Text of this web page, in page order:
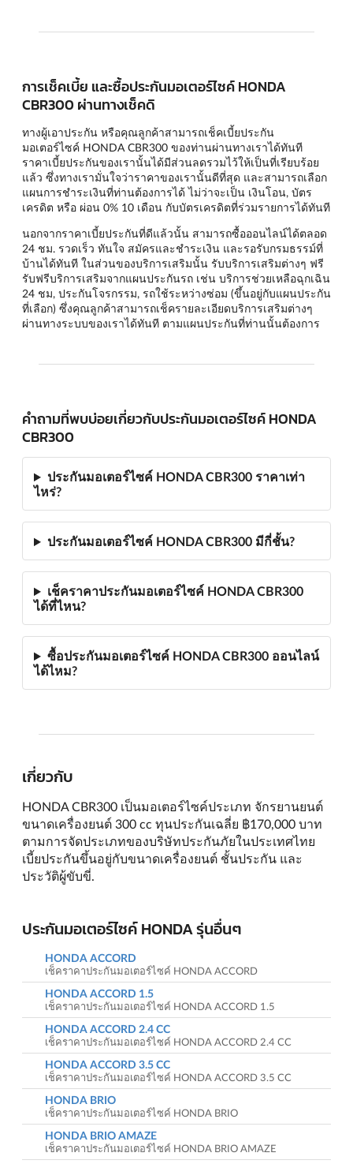
การเช็คเบี้ย และซื้อประกันมอเตอร์ไซค์ HONDA
CBR300 ผ่านทางเช็คดิ
ทางผู้เอาประกัน หรือคุณลูกค้าสามารถเช็คเบี้ยประกัน
มอเตอร์ไซค์ HONDA CBR300 ของท่านผ่านทางเราได้ทันที
ราคาเบี้ยประกันของเรานั้นได้มีส่วนลดรวมไว้ให้เป็นที่เรียบร้อย
แล้ว ซึ่งทางเรามั่นใจว่าราคาของเรานั้นดีที่สุด และสามารถเลือก
แผนการชำระเงินที่ท่านต้องการได้ ไม่ว่าจะเป็น เงินโอน, บัตร
เครดิต หรือ ผ่อน 0% 10 เดือน กับบัตรเครดิตที่ร่วมรายการได้ทันที
นอกจากราคาเบี้ยประกันที่ดีแล้วนั้น สามารถซื้อออนไลน์ได้ตลอด
24 ชม. รวดเร็ว ทันใจ สมัครและชำระเงิน และรอรับกรมธรรม์ที่
บ้านได้ทันที ในส่วนของบริการเสริมนั้น รับบริการเสริมต่างๆ ฟรี
รับฟรีบริการเสริมจากแผนประกันรถ เช่น บริการช่วยเหลือฉุกเฉิน
24 ชม, ประกันโจรกรรม, รถใช้ระหว่างซ่อม (ขึ้นอยู่กับแผนประกัน
ที่เลือก) ซึ่งคุณลูกค้าสามารถเช็ครายละเอียดบริการเสริมต่างๆ
ผ่านทางระบบของเราได้ทันที ตามแผนประกันที่ท่านนั้นต้องการ
คำถามที่พบบ่อยเกี่ยวกับประกันมอเตอร์ไซค์ HONDA
CBR300
ประกันมอเตอร์ไซค์ HONDA CBR300 ราคาเท่า
ไหร่?
ประกันมอเตอร์ไซค์ HONDA CBR300 มีกี่ชั้น?
เช็คราคาประกันมอเตอร์ไซค์ HONDA CBR300
ได้ที่ไหน?
ซื้อประกันมอเตอร์ไซค์ HONDA CBR300 ออนไลน์
ได้ไหม?
เกี่ยวกับ
HONDA CBR300 เป็นมอเตอร์ไซค์ประเภท จักรยานยนต์
ขนาดเครื่องยนต์ 300 cc ทุนประกันเฉลี่ย ฿170,000 บาท
ตามการจัดประเภทของบริษัทประกันภัยในประเทศไทย
เบี้ยประกันขึ้นอยู่กับขนาดเครื่องยนต์ ชั้นประกัน และ
ประวัติผู้ขับขี่.
ประกันมอเตอร์ไซค์ HONDA รุ่นอื่นๆ
HONDA ACCORD
เช็คราคาประกันมอเตอร์ไซค์ HONDA ACCORD
HONDA ACCORD 1.5
เช็คราคาประกันมอเตอร์ไซค์ HONDA ACCORD 1.5
HONDA ACCORD 2.4 CC
เช็คราคาประกันมอเตอร์ไซค์ HONDA ACCORD 2.4 CC
HONDA ACCORD 3.5 CC
เช็คราคาประกันมอเตอร์ไซค์ HONDA ACCORD 3.5 CC
HONDA BRIO
เช็คราคาประกันมอเตอร์ไซค์ HONDA BRIO
HONDA BRIO AMAZE
เช็คราคาประกันมอเตอร์ไซค์ HONDA BRIO AMAZE